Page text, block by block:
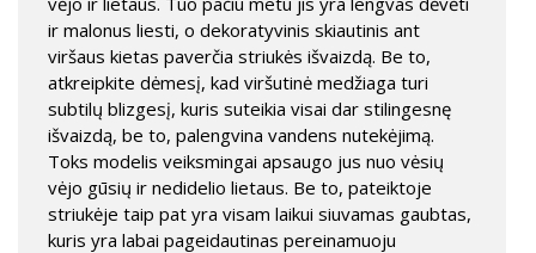
ir malonus liesti, o dekoratyvinis skiautinis ant
viršaus kietas paverčia striukės išvaizdą. Be to,
atkreipkite dėmesį, kad viršutinė medžiaga turi
subtilų blizgesį, kuris suteikia visai dar stilingesnę
išvaizdą, be to, palengvina vandens nutekėjimą.
Toks modelis veiksmingai apsaugo jus nuo vėsių
vėjo gūsių ir nedidelio lietaus. Be to, pateiktoje
striukėje taip pat yra visam laikui siuvamas gaubtas,
kuris yra labai pageidautinas pereinamuoju